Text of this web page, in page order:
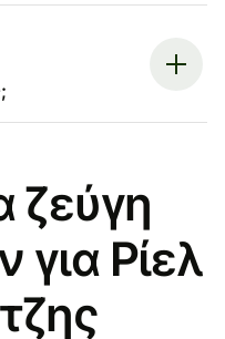
ζεύγη
Ρίελ